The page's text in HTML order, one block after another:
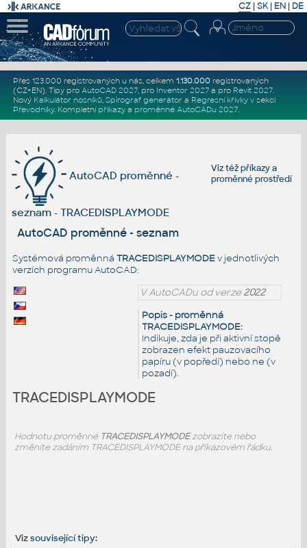
CZ | SK| EN | DE
Přes 123.000 registrovaných u nás, celkem 1.130.000registrovaných
(CZ+EN). Tipy pro AutoCAD 2027, pro Inventor 2027a pro Revit 2027.
Nový Kalkulátor nosníků, Spirograf generátor a Regresní křivkyv sekci
Převodníky. Kompletní příkazya proměnné AutoCADu 2027.
Viz téžpříkazya
proměnné prostředí
AutoCAD proměnné -
seznam - TRACEDISPLAYMODE
AutoCAD proměnné - seznam
Systémová proměnná TRACEDISPLAYMODEv jednotlivých
verzích programu AutoCAD:
V AutoCADu od verze2022
Popis - proměnná
TRACEDISPLAYMODE:
Indikuje, zda je při aktivní stopě
zobrazen efekt pauzovacího
papíru (v popředí) nebo ne (v
pozadí).
TRACEDISPLAYMODE
Hodnotu proměnné TRACEDISPLAYMODEzobrazíte nebo
změníte zadáním TRACEDISPLAYMODE na příkazovém řádku.
Vizsouvisející tipy: